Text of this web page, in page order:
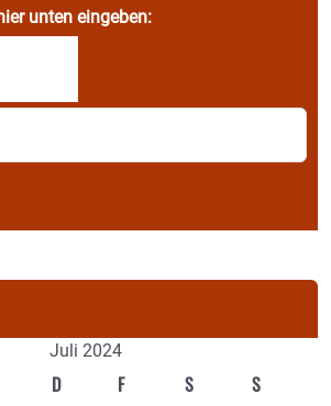
unten eingeben:
Juli 2024
D F S S